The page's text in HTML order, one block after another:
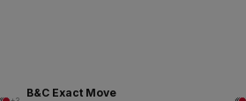
B&C Exact Move